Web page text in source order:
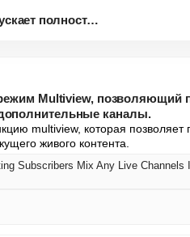
YouTube TV запускает полностью...
Multiview, позволяющий
каналы.
multiview, которая позволяет
живого контента.
Subscribers Mix Any Live Channels